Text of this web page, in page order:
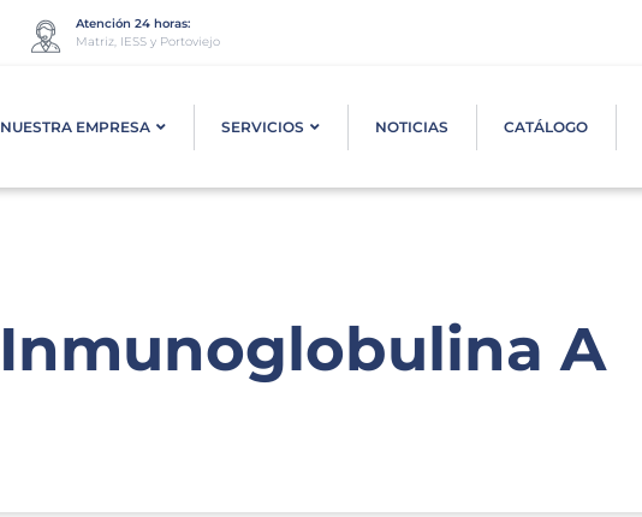
Atención 24 horas:
Matriz, IESS y Portoviejo
NUESTRA EMPRESA SERVICIOS NOTICIAS CATÁLOGO
Inmunoglobulina A